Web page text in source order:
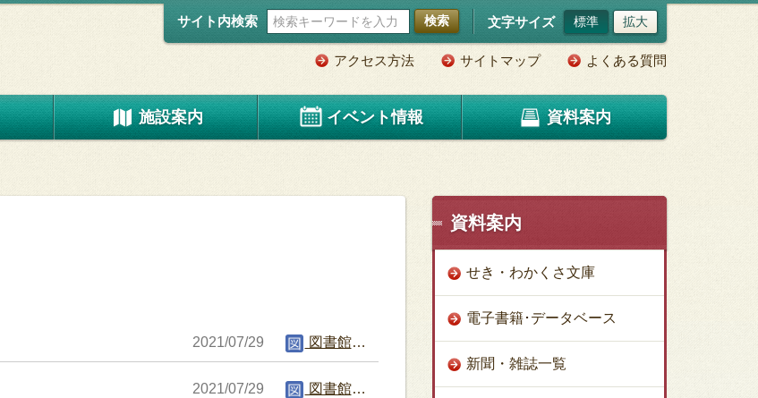
サイト内検索 検索 文字サイズ 標準 拡大
アクセス方法 サイトマップ よくある質問
施設案内 イベント情報 資料案内
2021/07/29 図書館編集者
2021/07/29 図書館編集者
資料案内
せき・わかくさ文庫
電子書籍･データベース
新聞・雑誌一覧